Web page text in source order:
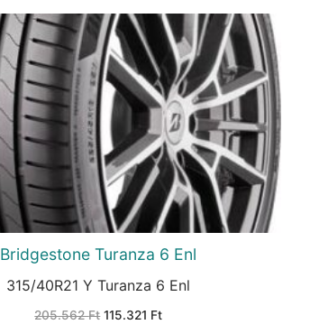
Bridgestone Turanza 6 Enl
315/40R21 Y Turanza 6 Enl
205.562Ft Original
115.321 FtCurrent